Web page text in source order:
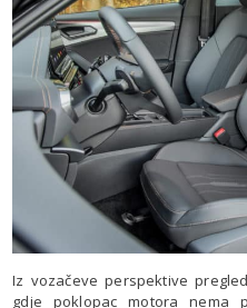
Iz vozačeve perspektive
gdje poklopac motora